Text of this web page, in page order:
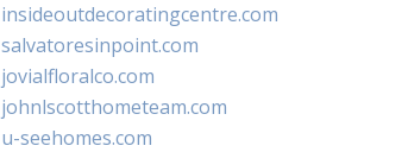
insideoutdecoratingcentre.com
salvatoresinpoint.com
jovialfloralco.com
johnlscotthometeam.com
u-seehomes.com